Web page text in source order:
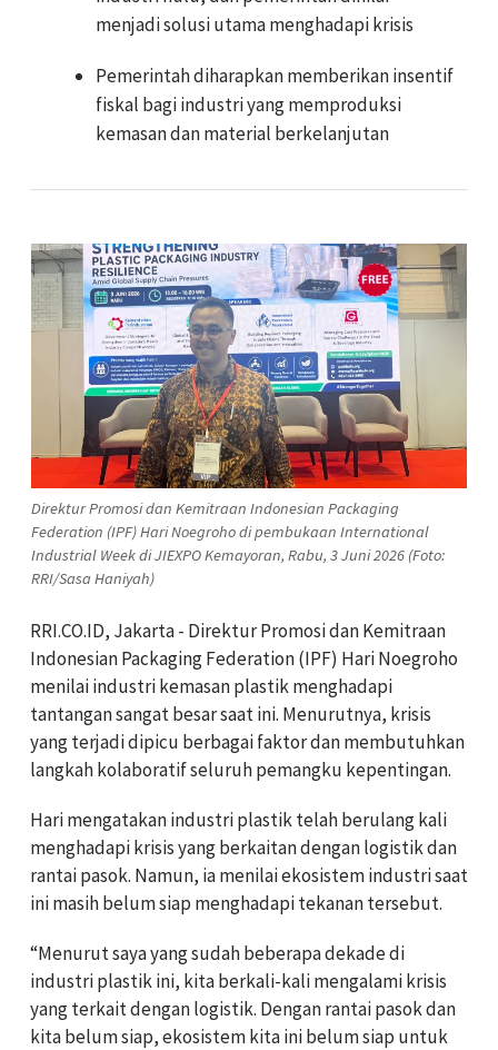
menjadi solusi utama menghadapi krisis
Pemerintah diharapkan memberikan insentif
fiskal bagi industri yang memproduksi
kemasan dan material berkelanjutan
Direktur Promosi dan Kemitraan Indonesian Packaging
Federation (IPF) Hari Noegroho di pembukaan International
Industrial Week di JIEXPO Kemayoran, Rabu, 3 Juni 2026 (Foto:
RRI/Sasa Haniyah)
RRI.CO.ID, Jakarta - Direktur Promosi dan Kemitraan
Indonesian Packaging Federation (IPF) Hari Noegroho
menilai industri kemasan plastik menghadapi
tantangan sangat besar saat ini. Menurutnya, krisis
yang terjadi dipicu berbagai faktor dan membutuhkan
langkah kolaboratif seluruh pemangku kepentingan.
Hari mengatakan industri plastik telah berulang kali
menghadapi krisis yang berkaitan dengan logistik dan
rantai pasok. Namun, ia menilai ekosistem industri saat
ini masih belum siap menghadapi tekanan tersebut.
“Menurut saya yang sudah beberapa dekade di
industri plastik ini, kita berkali-kali mengalami krisis
yang terkait dengan logistik. Dengan rantai pasok dan
kita belum siap, ekosistem kita ini belum siap untuk